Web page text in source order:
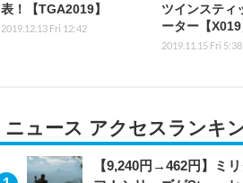
表！【TGA2019】
2019.12.13 Fri 12:42
ツインスティ
ーター【X019
2019.11.15 Fri 5:38
ニュース アクセスランキ
【9,240円→462円】ミ